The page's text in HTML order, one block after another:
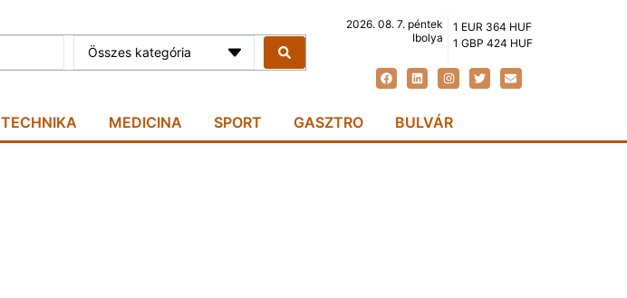
Összes kategória
2026. 08. 7. péntek
Ibolya
1 EUR 364 HUF
1 GBP 424 HUF
TECHNIKA MEDICINA SPORT GASZTRO BULVÁR